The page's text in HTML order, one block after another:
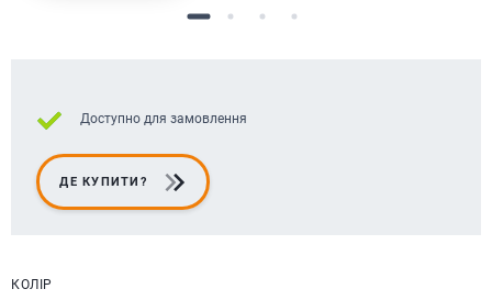
Доступно для замовлення
ДЕ КУПИТИ?
КОЛІР